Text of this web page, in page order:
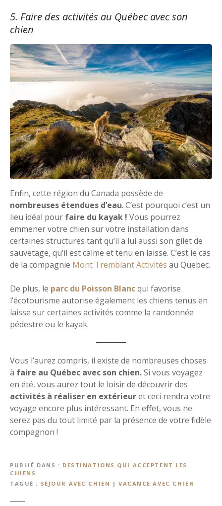
5. Faire des activités au Québec avec son
chien
Enfin, cette région du Canada possède de
nombreuses étendues d’eau. C’est pourquoi c’est un
lieu idéal pour faire du kayak ! Vous pourrez
emmener votre chien sur votre installation dans
certaines structures tant qu’il a lui aussi son gilet de
sauvetage, qu’il est calme et tenu en laisse. C’est le cas
de la compagnie Mont Tremblant Activités au Quebec.
De plus, le parc du Poisson Blancqui favorise
l’écotourisme autorise également les chiens tenus en
laisse sur certaines activités comme la randonnée
pédestre ou le kayak.
Vous l’aurez compris, il existe de nombreuses choses
à faire au Québec avec son chien.Si vous voyagez
en été, vous aurez tout le loisir de découvrir des
activités à réaliser en extérieuret ceci rendra votre
voyage encore plus intéressant. En effet, vous ne
serez pas du tout limité par la présence de votre fidèle
compagnon !
PUBLIÉ DANS
DESTINATIONS QUI ACCEPTENT LES
CHIENS
TAGUÉ
SÉJOUR AVEC CHIEN | VACANCE AVEC CHIEN